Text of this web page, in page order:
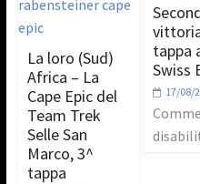
La loro (Sud)
Africa – La
Cape Epic del
Team Trek
Selle San
Marco, 3^
tappa
tappa
Swiss
17/08/